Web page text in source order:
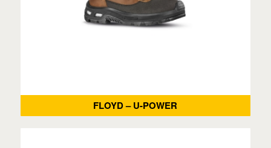
FLOYD – U-POWER